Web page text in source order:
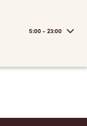
5:00 - 23:00